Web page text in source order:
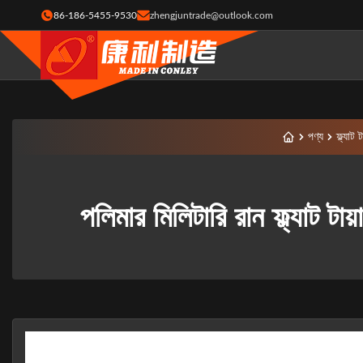
86-186-5455-9530 zhengjuntrade@outlook.com
পণ্য ফ্ল্যাট
পলিমার মিলিটারি রান